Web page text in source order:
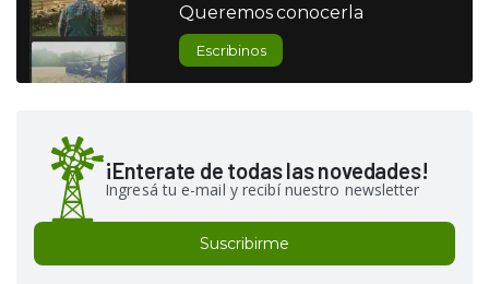
Queremos conocerla
Escribinos
¡Enterate de todas las novedades!
Ingresá tu e-mail y recibí nuestro newsletter
Suscribirme